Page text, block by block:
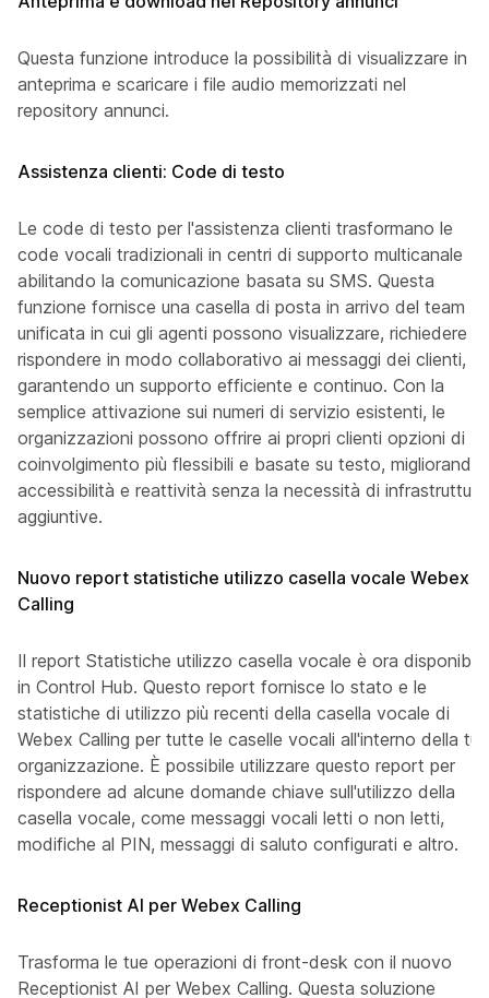
Questa funzione introduce la possibilità di visualizzare in
anteprima e scaricare i file audio memorizzati nel
repository annunci.
Assistenza clienti: Code di testo
Le code di testo per l'assistenza clienti trasformano le
code vocali tradizionali in centri di supporto multicanale
abilitando la comunicazione basata su SMS. Questa
funzione fornisce una casella di posta in arrivo del team
unificata in cui gli agenti possono visualizzare, richiedere e
rispondere in modo collaborativo ai messaggi dei clienti,
garantendo un supporto efficiente e continuo. Con la
semplice attivazione sui numeri di servizio esistenti, le
organizzazioni possono offrire ai propri clienti opzioni di
coinvolgimento più flessibili e basate su testo, migliorando
accessibilità e reattività senza la necessità di infrastrutture
aggiuntive.
Nuovo report statistiche utilizzo casella vocale Webex
Calling
Il report Statistiche utilizzo casella vocale è ora disponibile
in Control Hub. Questo report fornisce lo stato e le
statistiche di utilizzo più recenti della casella vocale di
Webex Calling per tutte le caselle vocali all'interno della tua
organizzazione. È possibile utilizzare questo report per
rispondere ad alcune domande chiave sull'utilizzo della
casella vocale, come messaggi vocali letti o non letti,
modifiche al PIN, messaggi di saluto configurati e altro.
Receptionist AI per Webex Calling
Trasforma le tue operazioni di front-desk con il nuovo
Receptionist AI per Webex Calling. Questa soluzione